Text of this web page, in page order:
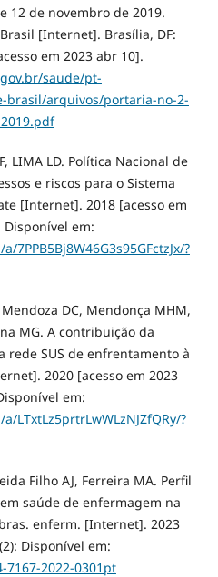
12 de novembro de 2019.
[Internet]. Brasília, DF:
em 2023 abr 10].
saude/pt-
brasil/arquivos/portaria-no-2-
LIMA LD. Política Nacional de
e riscos para o Sistema
[Internet]. 2018 [acesso em
Disponível em:
?
DC, Mendonça MHM,
MG. A contribuição da
rede SUS de enfrentamento à
2020 [acesso em 2023
em:
LTxtLz5prtrLwWLzNJZfQRy/?
Filho AJ, Ferreira MA. Perfil
saúde de enfermagem na
enferm. [Internet]. 2023
Disponível em:
2022-0301pt